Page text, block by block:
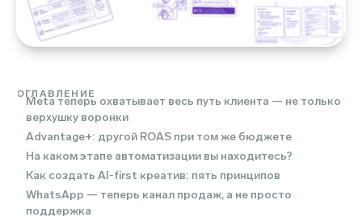
ОГЛАВЛЕНИЕ
Meta теперь охватывает весь путь клиента — не только
верхушку воронки
Advantage+: другой ROAS при том же бюджете
На каком этапе автоматизации вы находитесь?
Как создать AI-first креатив: пять принципов
WhatsApp — теперь канал продаж, а не просто
поддержка